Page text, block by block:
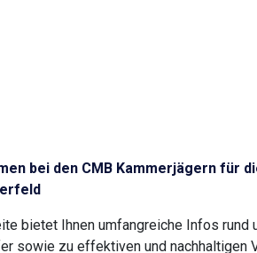
bei den CMB Kammerjägern für
bietet Ihnen umfangreiche Infos rund
sowie zu effektiven und nachhaltigen